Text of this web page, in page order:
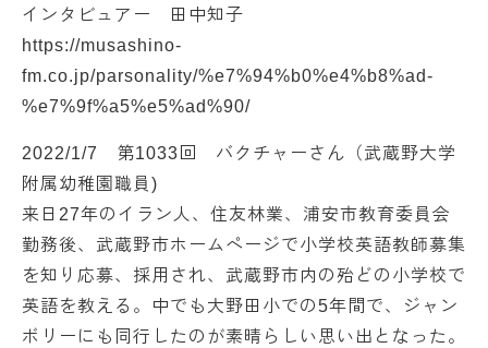
インタビュアー 田中知子
https://musashino-
fm.co.jp/parsonality/%e7%94%b0%e4%b8%ad-
%e7%9f%a5%e5%ad%90/
2022/1/7 第1033回 バクチャーさん（武蔵野大学
附属幼稚園職員)
来日27年のイラン人、住友林業、浦安市教育委員会
勤務後、武蔵野市ホームページで小学校英語教師募集
を知り応募、採用され、武蔵野市内の殆どの小学校で
英語を教える。中でも大野田小での5年間で、ジャン
ボリーにも同行したのが素晴らしい思い出となった。